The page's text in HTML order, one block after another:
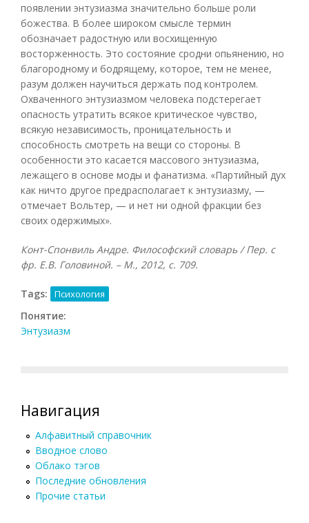
появлении энтузиазма значительно больше роли
божества. В более широком смысле термин
обозначает радостную или восхищенную
восторженность. Это состояние сродни опьянению, но
благородному и бодрящему, которое, тем не менее,
разум должен научиться держать под контролем.
Охваченного энтузиазмом человека подстерегает
опасность утратить всякое критическое чувство,
всякую независимость, проницательность и
способность смотреть на вещи со стороны. В
особенности это касается массового энтузиазма,
лежащего в основе моды и фанатизма. «Партийный дух
как ничто другое предрасполагает к энтузиазму, —
отмечает Вольтер, — и нет ни одной фракции без
своих одержимых».
Конт-Спонвиль Андре. Философский словарь / Пер. с
фр. Е.В. Головиной. – М., 2012, с. 709.
Tags: Психология
Понятие:
Энтузиазм
Навигация
Алфавитный справочник
Вводное слово
Облако тэгов
Последние обновления
Прочие статьи